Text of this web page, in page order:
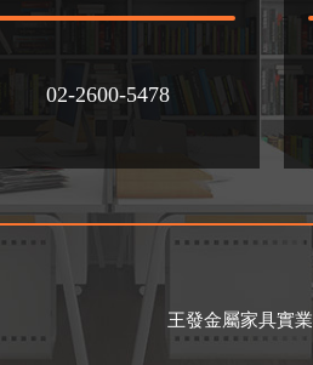
02-2600-5478
王發金屬家具實